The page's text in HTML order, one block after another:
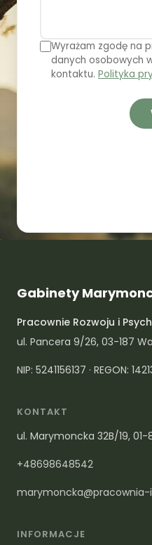
Wyrażam zgodę na
danych osobowych
kontaktu. Polityka
Gabinety
Pracownie Rozwoju i
ul. Pancera 9/26, 03-187
NIP: 5241156137 · REGON:
KONTAKT
ul. Marymoncka 32B/19,
+48698648542
marymoncka@pracownia-
INFORMACJE